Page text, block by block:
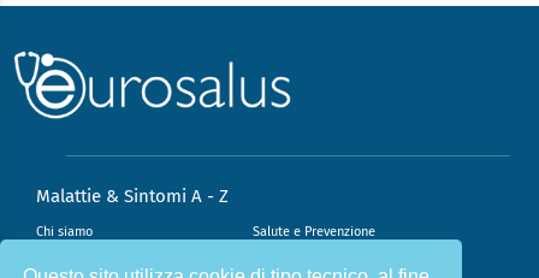
Malattie & Sintomi A - Z
Chi siamo Salute e Prevenzione
Infiammazione e Allergia Direzione scientifica